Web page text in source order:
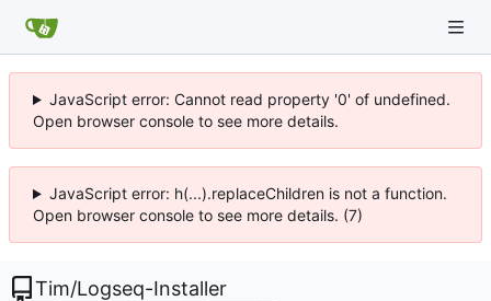
JavaScript error: Cannot read property '0' of undefined.
Open browser console to see more details.
JavaScript error: h(...).replaceChildren is not a function.
Open browser console to see more details. (7)
Tim/Logseq-Installer